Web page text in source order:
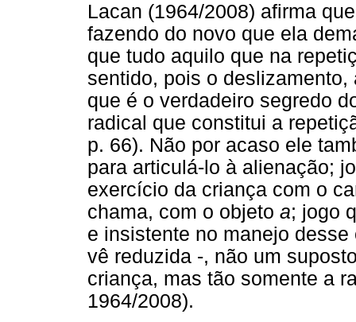
Lacan (1964/2008) afirma
fazendo do novo que ela
que tudo aquilo que na
sentido, pois o
que é o verdadeiro segredo
radical que constitui a
p. 66). Não por acaso ele
para articulá-lo à alienação;
exercício da criança com o
chama, com o objeto a; jogo
e insistente no manejo
vê reduzida -, não um
criança, mas tão somente a
1964/2008).